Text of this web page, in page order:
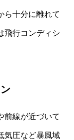
ら十分に離れて
飛行コンディシ
前線が近づいて
気圧など暴風域